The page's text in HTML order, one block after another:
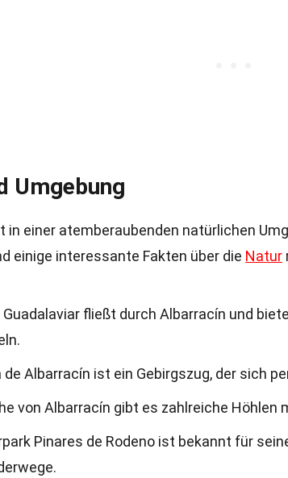
Umgebung
in einer atemberaubenden natürlichen
einige interessante Fakten über die Natur
Guadalaviar fließt durch Albarracín und
de Albarracín ist ein Gebirgszug, der sich
von Albarracín gibt es zahlreiche
Pinares de Rodeno ist bekannt für